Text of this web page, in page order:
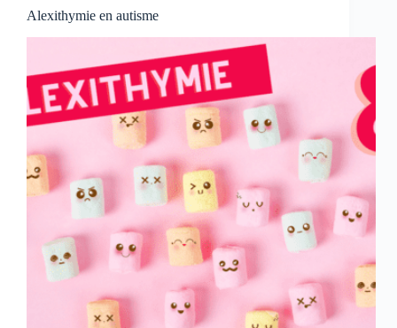
Alexithymie en autisme